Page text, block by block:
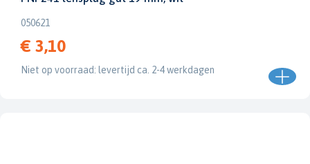
050621
€ 3,10
Niet op voorraad: levertijd ca. 2-4 werkdagen